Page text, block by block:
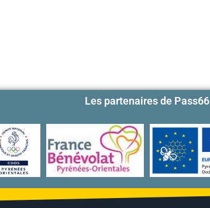
Les partenaires de Pass66